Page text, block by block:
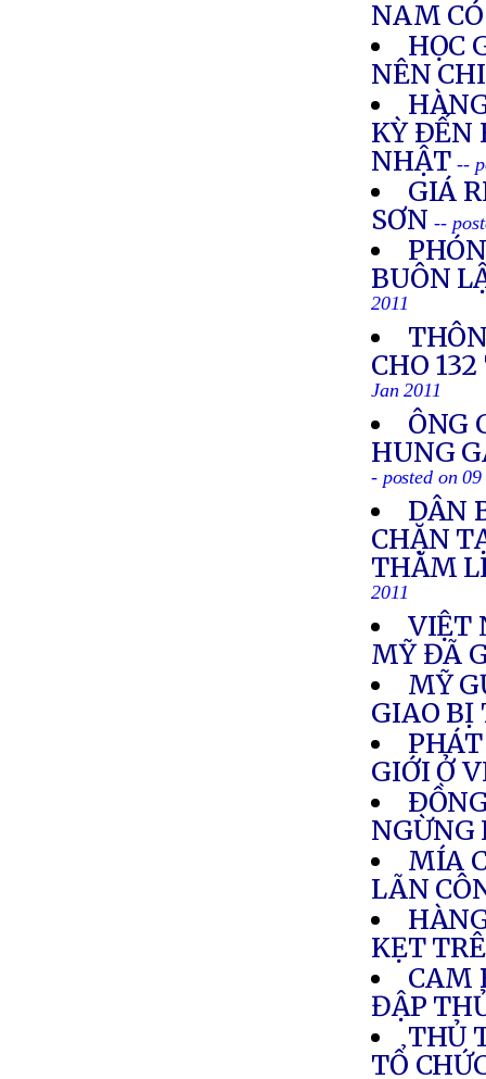
NAM
HỌC
NÊN
KỲ ÐẾN
NHẬT--
GIÁ
SƠN--
BUÔN
2011
CHO
Jan 2011
ÔNG
HUNG
- posted on
DÂN
CHẶN
THĂM
2011
VIỆT
MỸ ĐÃ
MỸ
GIAO BỊ
GIỚI Ở
NGỪNG
MÍA
LÃN
KẸT
CAM
ĐẬP
THỦ
TỔ